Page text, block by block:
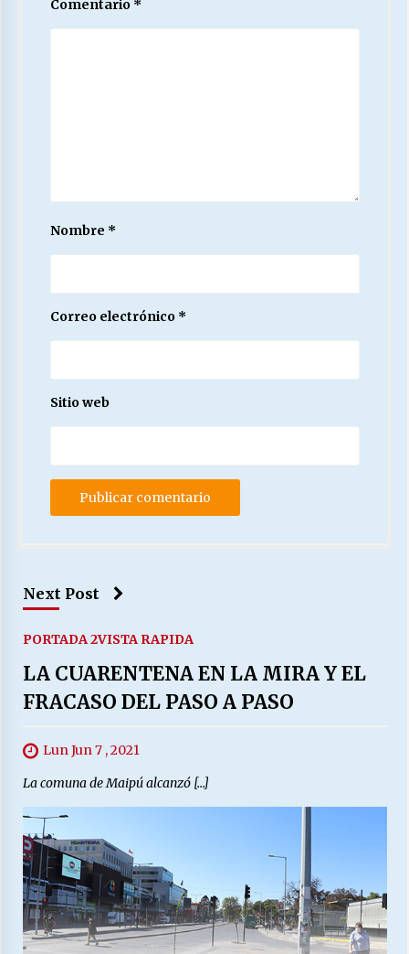
Comentario *
Nombre *
Correo electrónico *
Sitio web
Next Post
PORTADA 2VISTA RAPIDA
LA CUARENTENA EN LA MIRA Y EL
FRACASO DEL PASO A PASO
Lun Jun 7 , 2021
La comuna de Maipú alcanzó […]